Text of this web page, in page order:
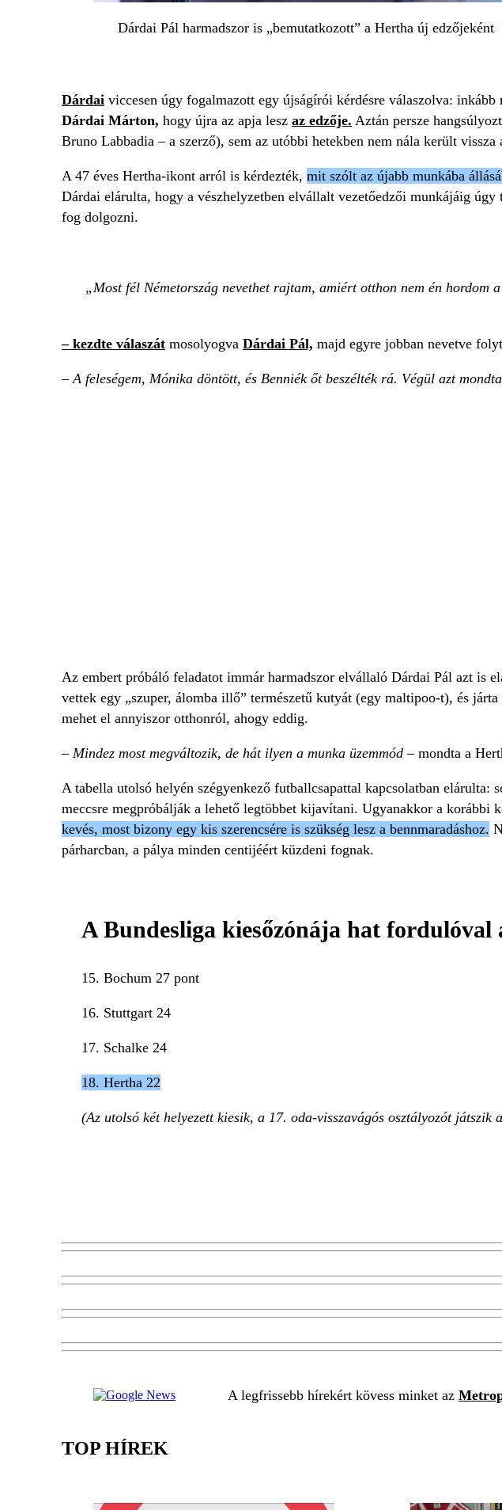
Dárdai Pál harmadszor is „bemutatkozott” a Hertha új
Dárdai viccesen úgy fogalmazott egy újságírói kérdésre válaszolva:
Dárdai Márton, hogy újra az apja lesz az edzője. Aztán persze
Bruno Labbadia – a szerző), sem az utóbbi hetekben nem nála került vissza
A 47 éves Hertha-ikont arról is kérdezték, mit szólt az újabb munkába
Dárdai elárulta, hogy a vészhelyzetben elvállalt vezetőedzői munkájáig
fog dolgozni.
Most fél Németország nevethet rajtam, amiért otthon nem én hordom
– kezdte válaszát mosolyogva Dárdai Pál, majd egyre jobban nevetve
– A feleségem, Mónika döntött, és Benniék őt beszélték rá. Végül azt
Az embert próbáló feladatot immár harmadszor elvállaló Dárdai Pál azt is
vettek egy „szuper, álomba illő” természetű kutyát (egy maltipoo-t), és
mehet el annyiszor otthonról, ahogy eddig.
– Mindez most megváltozik, de hát ilyen a munka üzemmód – mondta a
A tabella utolsó helyén szégyenkező futballcsapattal kapcsolatban elárulta:
meccsre megpróbálják a lehető legtöbbet kijavítani. Ugyanakkor a korábbi
kevés, most bizony egy kis szerencsére is szükség lesz a bennmaradáshoz.
párharcban, a pálya minden centijéért küzdeni fognak.
A Bundesliga kiesőzónája hat fordulóval
15. Bochum 27 pont
16. Stuttgart 24
17. Schalke 24
18. Hertha 22
(Az utolsó két helyezett kiesik, a 17. oda-visszavágós osztályozót játszik
A legfrissebb hírekért kövess minket az
TOP HÍREK